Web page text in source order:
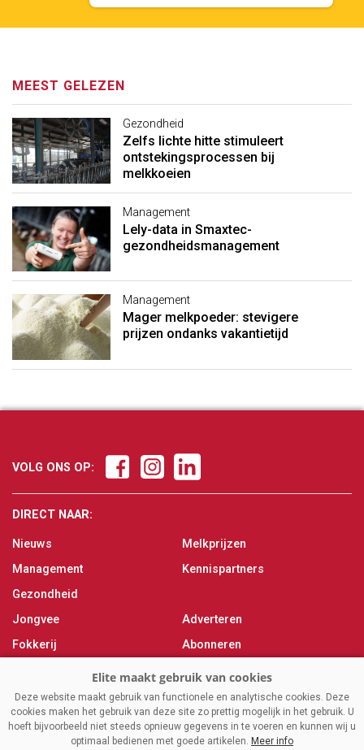
MEEST GELEZEN
Gezondheid
Zelfs lichte hitte stimuleert
ontstekingsprocessen bij
melkkoeien
Management
Lely-data in Smaxtec-
gezondheidsmanagement
Management
Mager melkpoeder: stevigere
prijzen ondanks vakantietijd
VOLG ONS OP:
DIRECT NAAR:
Nieuws
Management
Gezondheid
Jongvee
Fokkerij
Melken
Magazine
Melkprijzen
Kennispartners
Adverteren
Abonneren
Over ons
Contact
Deze website maakt gebruik van functionele en analytische cookies. Deze
cookies maken het gebruik van deze site zo prettig mogelijk in het gebruik. U
hoeft bijvoorbeeld niet steeds opnieuw gegevens in te voeren en kunnen wij u
optimaal bedienen met goede artikelen. Meer info